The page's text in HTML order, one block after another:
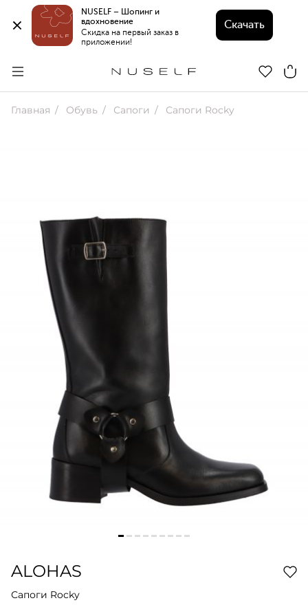
NUSELF – Шопинг и
вдохновение
Скидка на первый заказ в
приложении!
Скачать
Главная Обувь Сапоги Сапоги Rocky
ALOHAS
Сапоги Rocky